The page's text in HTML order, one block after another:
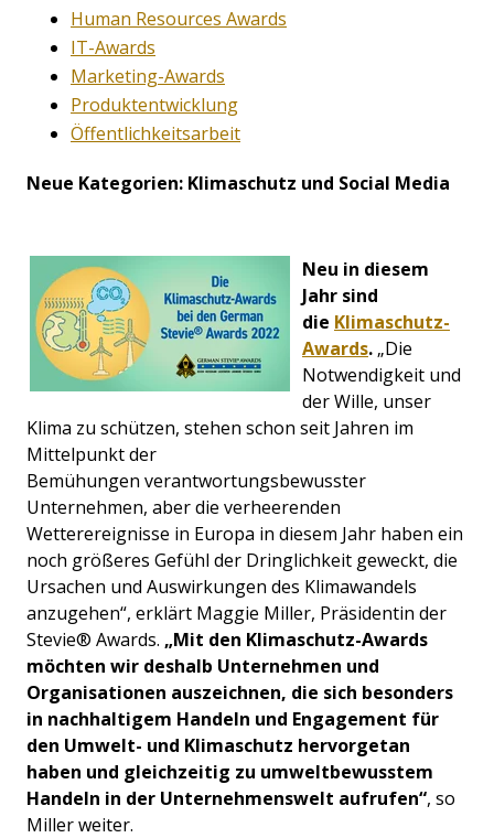
Human Resources Awards
IT-Awards
Marketing-Awards
Produktentwicklung
Öffentlichkeitsarbeit
Neue Kategorien: Klimaschutz und Social Media
Neu in diesem
Jahr sind
die Klimaschutz-
Awards. „Die
Notwendigkeit und
der Wille, unser
Klima zu schützen, stehen schon seit Jahren im
Mittelpunkt der
Bemühungen verantwortungsbewusster
Unternehmen, aber die verheerenden
Wetterereignisse in Europa in diesem Jahr haben ein
noch größeres Gefühl der Dringlichkeit geweckt, die
Ursachen und Auswirkungen des Klimawandels
anzugehen“, erklärt Maggie Miller, Präsidentin der
Stevie® Awards. „Mit den Klimaschutz-Awards
möchten wir deshalb Unternehmen und
Organisationen auszeichnen, die sich besonders
in nachhaltigem Handeln und Engagement für
den Umwelt- und Klimaschutz hervorgetan
haben und gleichzeitig zu umweltbewusstem
Handeln in der Unternehmenswelt aufrufen“, so
Miller weiter.